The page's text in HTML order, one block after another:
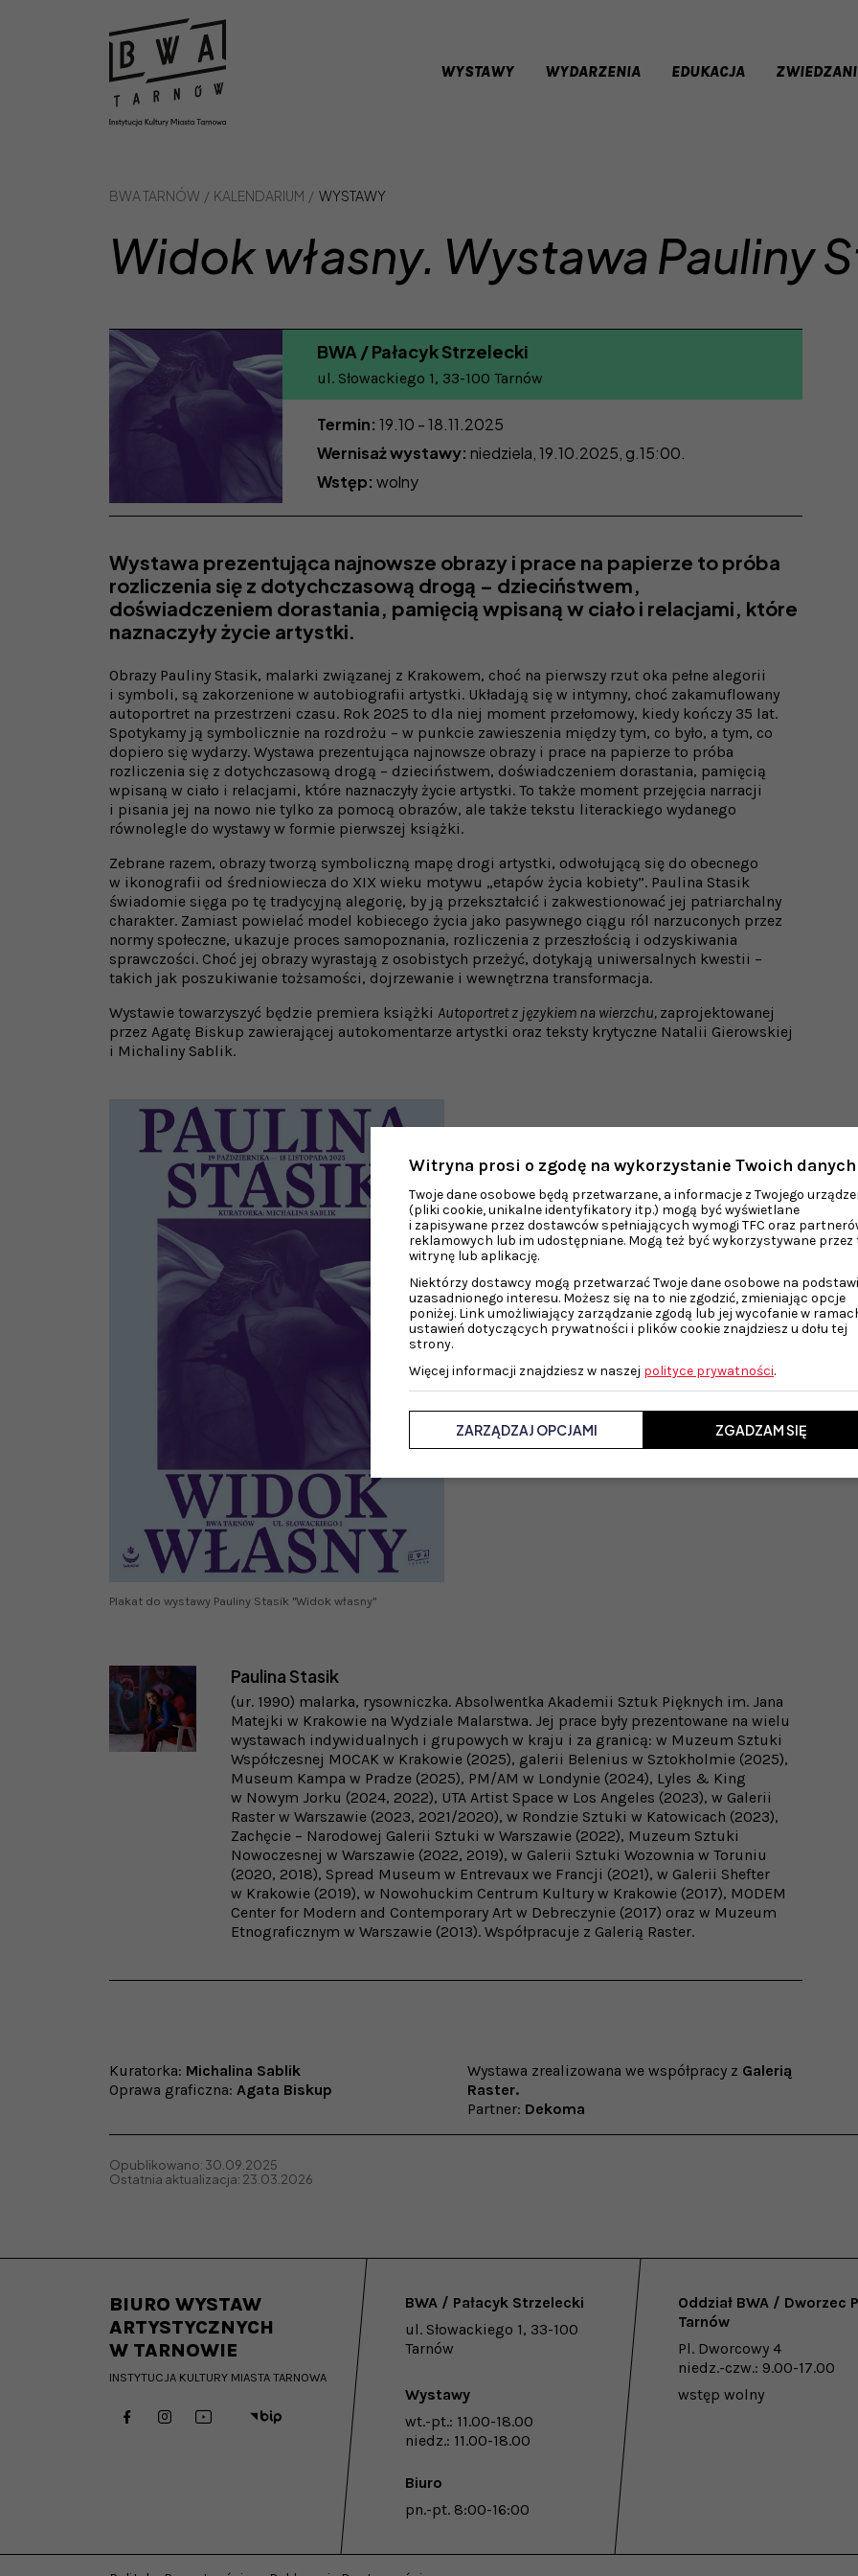
Strona główna WYSTAWY WYDARZENIA EDUKACJA
BWA TARNÓW KALENDARIUM WYSTAWY
Widok własny. Wystawa Pauliny
BWA / Pałacyk Strzelecki
ul. Słowackiego 1, 33-100 Tarnów
Termin: 19.10 - 18.11.2025
Wernisaż wystawy: niedziela, 19.10.2025, g.15:00.
Wstęp: wolny
Wystawa prezentująca najnowsze obrazy i prace na papierze to próba
rozliczenia się z dotychczasową drogą – dzieciństwem,
doświadczeniem dorastania, pamięcią wpisaną w ciało i relacjami, które
naznaczyły życie artystki.
Obrazy Pauliny Stasik, malarki związanej z Krakowem, choć na pierwszy rzut oka pełne alegorii
i symboli, są zakorzenione w autobiografii artystki. Układają się w intymny, choć zakamuflowany
autoportret na przestrzeni czasu. Rok 2025 to dla niej moment przełomowy, kiedy kończy 35 lat.
Spotykamy ją symbolicznie na rozdrożu – w punkcie zawieszenia między tym, co było, a tym, co
dopiero się wydarzy. Wystawa prezentująca najnowsze obrazy i prace na papierze to próba
rozliczenia się z dotychczasową drogą – dzieciństwem, doświadczeniem dorastania, pamięcią
wpisaną w ciało i relacjami, które naznaczyły życie artystki. To także moment przejęcia narracji
i pisania jej na nowo nie tylko za pomocą obrazów, ale także tekstu literackiego wydanego
równolegle do wystawy w formie pierwszej książki.
Zebrane razem, obrazy tworzą symboliczną mapę drogi artystki, odwołującą się do obecnego
w ikonografii od średniowiecza do XIX wieku motywu „etapów życia kobiety”. Paulina Stasik
świadomie sięga po tę tradycyjną alegorię, by ją przekształcić i zakwestionować jej patriarchalny
charakter. Zamiast powielać model kobiecego życia jako pasywnego ciągu ról narzuconych przez
normy społeczne, ukazuje proces samopoznania, rozliczenia z przeszłością i odzyskiwania
sprawczości. Choć jej obrazy wyrastają z osobistych przeżyć, dotykają uniwersalnych kwestii –
takich jak poszukiwanie tożsamości, dojrzewanie i wewnętrzna transformacja.
Wystawie towarzyszyć będzie premiera książki Autoportret z językiem na wierzchu, zaprojektowanej
przez Agatę Biskup zawierającej autokomentarze artystki oraz teksty krytyczne Natalii Gierowskiej
i Michaliny Sablik.
Plakat do wystawy Pauliny Stasik "Widok własny"
Paulina Stasik
(ur. 1990) malarka, rysowniczka. Absolwentka Akademii Sztuk Pięknych im. Jana
Matejki w Krakowie na Wydziale Malarstwa. Jej prace były prezentowane na wielu
wystawach indywidualnych i grupowych w kraju i za granicą: w Muzeum Sztuki
Współczesnej MOCAK w Krakowie (2025), galerii Belenius w Sztokholmie (2025),
Museum Kampa w Pradze (2025), PM/AM w Londynie (2024), Lyles & King
w Nowym Jorku (2024, 2022), UTA Artist Space w Los Angeles (2023), w Galerii
Raster w Warszawie (2023, 2021/2020), w Rondzie Sztuki w Katowicach (2023),
Zachęcie – Narodowej Galerii Sztuki w Warszawie (2022), Muzeum Sztuki
Nowoczesnej w Warszawie (2022, 2019), w Galerii Sztuki Wozownia w Toruniu
(2020, 2018), Spread Museum w Entrevaux we Francji (2021), w Galerii Shefter
w Krakowie (2019), w Nowohuckim Centrum Kultury w Krakowie (2017), MODEM
Center for Modern and Contemporary Art w Debreczynie (2017) oraz w Muzeum
Etnograficznym w Warszawie (2013). Współpracuje z Galerią Raster.
Kuratorka: Michalina Sablik
Oprawa graficzna: Agata Biskup
Wystawa zrealizowana we współpracy z Galerią
Raster.
Partner: Dekoma
Opublikowano: 30.09.2025
Ostatnia aktualizacja: 23.03.2026
BIURO WYSTAW
ARTYSTYCZNYCH
W TARNOWIE
INSTYTUCJA KULTURY MIASTA TARNOWA
BWA / Pałacyk Strzelecki
ul. Słowackiego 1, 33-100
Tarnów
Wystawy
wt.-pt.: 11.00-18.00
niedz.: 11.00-18.00
Biuro
pn.-pt. 8:00-16:00
Oddział BWA / Dworzec
Tarnów
Pl. Dworcowy 4
niedz.-czw.: 9.00-17.00
wstęp wolny
Witryna prosi o zgodę na wykorzystanie Twoich danych
Twoje dane osobowe będą przetwarzane, a informacje z Twojego
(pliki cookie, unikalne identyfikatory itp.) mogą być wyświetlane
i zapisywane przez dostawców spełniających wymogi TFC oraz
reklamowych lub im udostępniane. Mogą też być wykorzystywane przez
witrynę lub aplikację.
Niektórzy dostawcy mogą przetwarzać Twoje dane osobowe na
uzasadnionego interesu. Możesz się na to nie zgodzić, zmieniając opcje
poniżej. Link umożliwiający zarządzanie zgodą lub jej wycofanie w
ustawień dotyczących prywatności i plików cookie znajdziesz u dołu tej
strony.
Więcej informacji znajdziesz w naszej polityce prywatności.
ZARZĄDZAJ OPCJAMI ZGADZAM SIĘ